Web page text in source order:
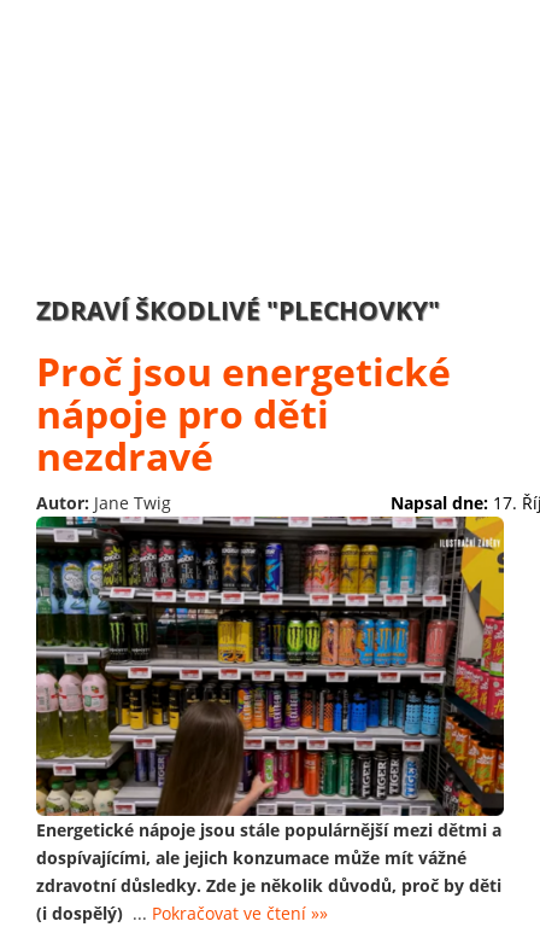
ZDRAVÍ ŠKODLIVÉ "PLECHOVKY"
Proč jsou energetické
nápoje pro děti
nezdravé
Autor: Jane Twig Napsal dne: 17.
Energetické nápoje jsou stále populárnější mezi dětmi a
dospívajícími, ale jejich konzumace může mít vážné
zdravotní důsledky. Zde je několik důvodů, proč by děti
(i dospělý) ... Pokračovat ve čtení »»